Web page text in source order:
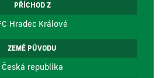
PŘÍCHOD Z
Hradec Králové
ZEMĚ PŮVODU
Česká republika